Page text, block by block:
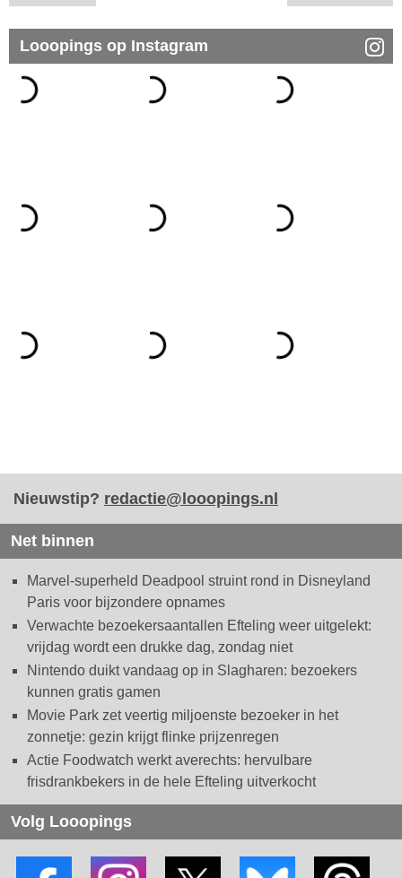
Looopings op Instagram
Nieuwstip? redactie@looopings.nl
Net binnen
Marvel-superheld Deadpool struint rond in Disneyland
Paris voor bijzondere opnames
Verwachte bezoekersaantallen Efteling weer uitgelekt:
vrijdag wordt een drukke dag, zondag niet
Nintendo duikt vandaag op in Slagharen: bezoekers
kunnen gratis gamen
Movie Park zet veertig miljoenste bezoeker in het
zonnetje: gezin krijgt flinke prijzenregen
Actie Foodwatch werkt averechts: hervulbare
frisdrankbekers in de hele Efteling uitverkocht
Volg Looopings